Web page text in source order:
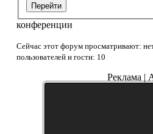
Перейти
конференции
Сейчас этот форум просматривают:
пользователей и гости: 10
Реклама |